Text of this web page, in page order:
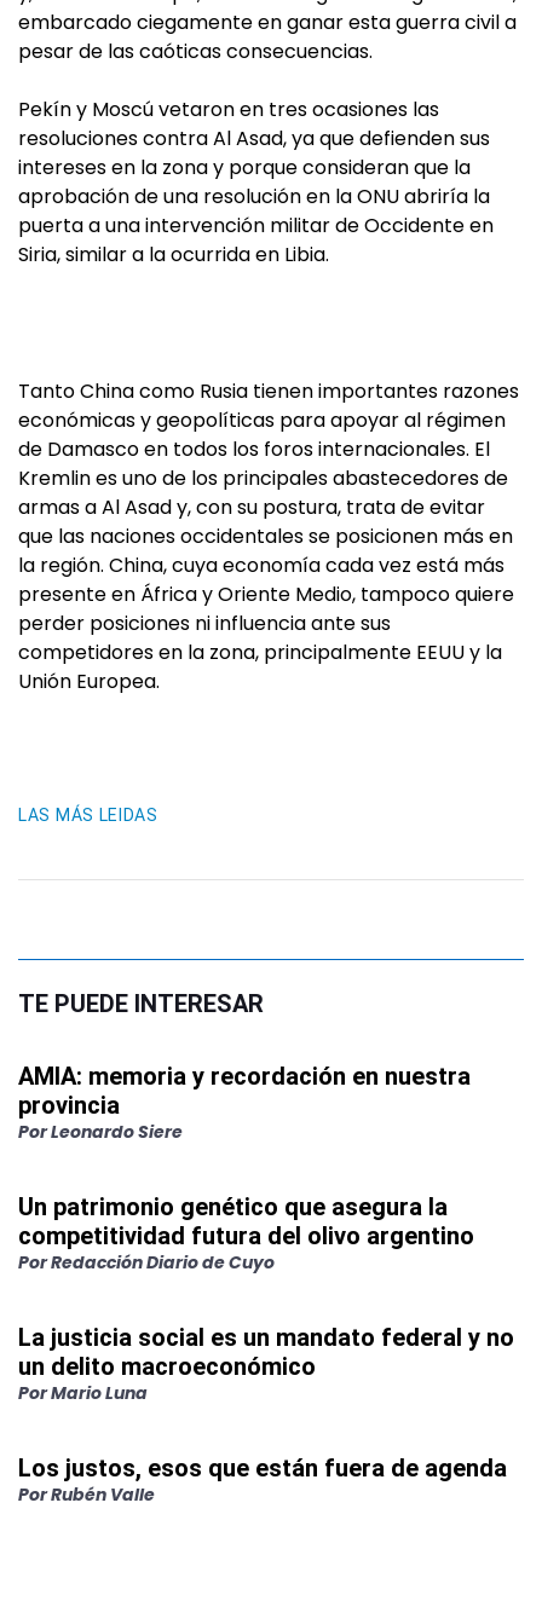
embarcado ciegamente en ganar esta guerra civil a
pesar de las caóticas consecuencias.
Pekín y Moscú vetaron en tres ocasiones las
resoluciones contra Al Asad, ya que defienden sus
intereses en la zona y porque consideran que la
aprobación de una resolución en la ONU abriría la
puerta a una intervención militar de Occidente en
Siria, similar a la ocurrida en Libia.
Tanto China como Rusia tienen importantes razones
económicas y geopolíticas para apoyar al régimen
de Damasco en todos los foros internacionales. El
Kremlin es uno de los principales abastecedores de
armas a Al Asad y, con su postura, trata de evitar
que las naciones occidentales se posicionen más en
la región. China, cuya economía cada vez está más
presente en África y Oriente Medio, tampoco quiere
perder posiciones ni influencia ante sus
competidores en la zona, principalmente EEUU y la
Unión Europea.
LAS MÁS LEIDAS
TE PUEDE INTERESAR
AMIA: memoria y recordación en nuestra
provincia
PorLeonardo Siere
Un patrimonio genético que asegura la
competitividad futura del olivo argentino
PorRedacción Diario de Cuyo
La justicia social es un mandato federal y no
un delito macroeconómico
PorMario Luna
Los justos, esos que están fuera de agenda
PorRubén Valle